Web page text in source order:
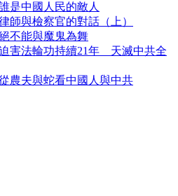
是中國人民的敵人
師與檢察官的對話（上）
不能與魔鬼為舞
害法輪功持續21年 天滅中共全
農夫與蛇看中國人與中共